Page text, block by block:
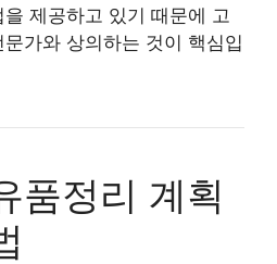
제공하고 있기 때문에 고
가와 상의하는 것이 핵심입
품정리 계획